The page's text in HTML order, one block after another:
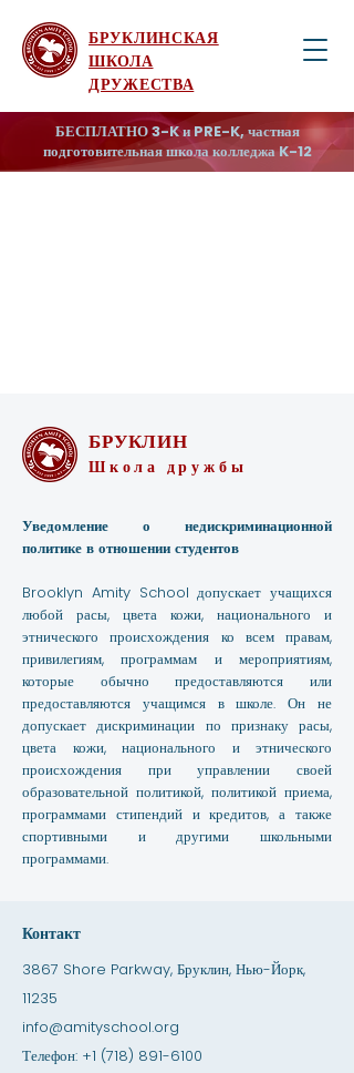
БРУКЛИНСКАЯ
ШКОЛА
ДРУЖЕСТВА
БЕСПЛАТНО 3-K и PRE-K, частная
подготовительная школа колледжа K-12
БРУКЛИН
Школа дружбы
Уведомление о недискриминационной
политике в отношении студентов
Brooklyn Amity School допускает учащихся
любой расы, цвета кожи, национального и
этнического происхождения ко всем правам,
привилегиям, программам и мероприятиям,
которые обычно предоставляются или
предоставляются учащимся в школе. Он не
допускает дискриминации по признаку расы,
цвета кожи, национального и этнического
происхождения при управлении своей
образовательной политикой, политикой приема,
программами стипендий и кредитов, а также
спортивными и другими школьными
программами.
Контакт
3867 Shore Parkway, Бруклин, Нью-Йорк,
11235
info@amityschool.org
Телефон: +1 (718) 891-6100